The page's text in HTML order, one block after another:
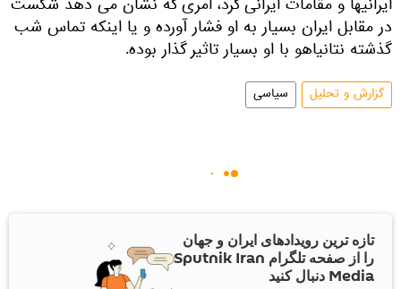
ایرانیها و مقامات ایرانی کرد، امری که نشان می دهد شکست
در مقابل ایران بسیار به او فشار آورده و یا اینکه تماس شب
گذشته نتانیاهو با او بسیار تاثیر گذار بوده.
گزارش و تحلیل سیاسی
تازه ترین رویدادهای ایران و جهان
را از صفحه تلگرام Sputnik Iran
Media دنبال کنید